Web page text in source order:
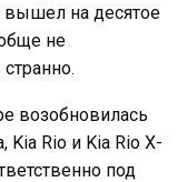
вышел на десятое
не
возобновилась
Kia Rio и Kia Rio X-
под